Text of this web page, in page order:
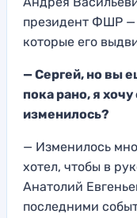
президент ФШР —
которые его
— Сергей, но вы
пока рано, я
изменилось?
— Изменилось
хотел, чтобы в
Анатолий
последними